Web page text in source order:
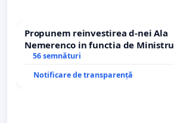
Propunem reinvestirea d-nei Ala
Nemerenco in functia de
Sanatatii
56 semnături
Notificare de transparență